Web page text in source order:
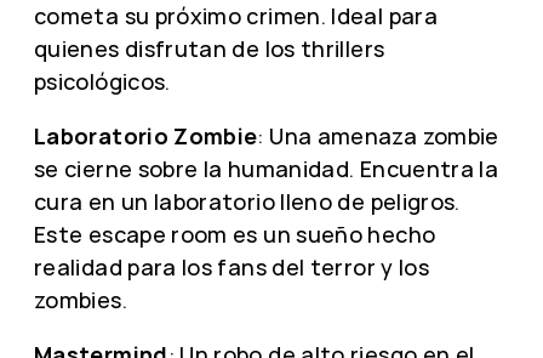
cometa su próximo crimen. Ideal para
quienes disfrutan de los thrillers
psicológicos.
Laboratorio Zombie: Una amenaza zombie
se cierne sobre la humanidad. Encuentra la
cura en un laboratorio lleno de peligros.
Este escape room es un sueño hecho
realidad para los fans del terror y los
zombies.